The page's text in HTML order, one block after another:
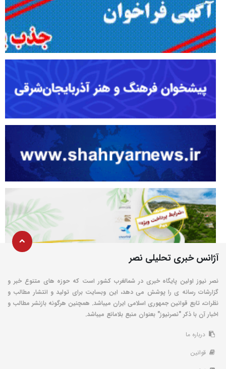
آژانس خبری تحلیلی نصر
نصر نیوز اولین پایگاه خبری در شمالغرب کشور است که حوزه های متنوع خبر و
گزارشات رسانه ی را پوشش می دهد، این وبسایت برای تولید و انتشار مطالب و
نظرات، تابع قوانین جمهوری اسلامی ایران میباشد. همچنین هرگونه بازنشر مطالب و
اخبار آن با ذکر "نصرنیوز" بعنوان منبع بلامانع میباشد.
درباره ما
قوانین